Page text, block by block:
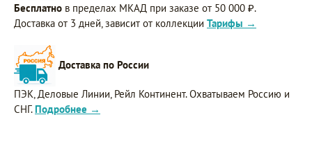
Бесплатно в пределах МКАД при заказе от 50 000 ₽.
Доставка от 3 дней, зависит от коллекции Тарифы →
Доставка по России
ПЭК, Деловые Линии, Рейл Континент. Охватываем Россию и
СНГ. Подробнее →